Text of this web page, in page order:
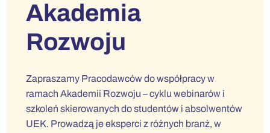
Akademia
Rozwoju
Zapraszamy Pracodawców do współpracy w
ramach Akademii Rozwoju – cyklu webinarów i
szkoleń skierowanych do studentów i absolwentów
UEK. Prowadzą je eksperci z różnych branż, w